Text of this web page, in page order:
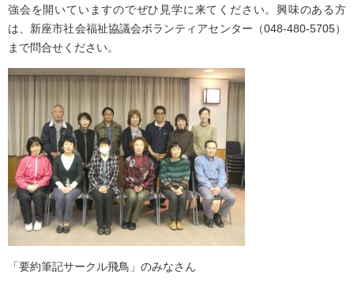
強会を開いていますのでぜひ見学に来てください。興味のある方
は、新座市社会福祉協議会ボランティアセンター（048-480-5705）
まで問合せください。
「要約筆記サークル飛鳥」のみなさん